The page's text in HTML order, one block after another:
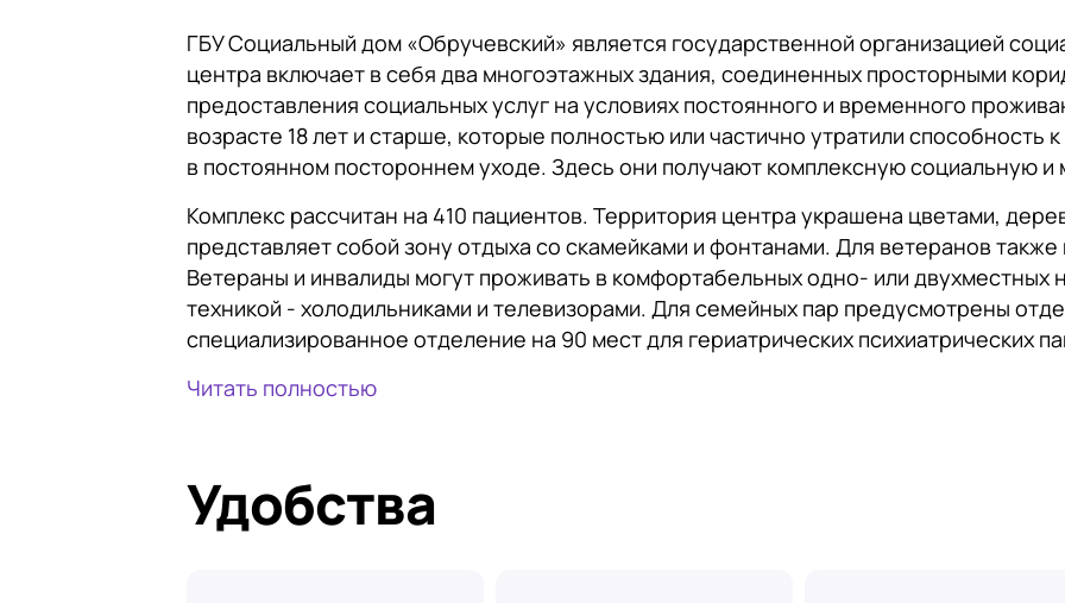
ГБУ Социальный дом «Обручевский» является государственной организацией
центра включает в себя два многоэтажных здания, соединенных просторными
предоставления социальных услуг на условиях постоянного и временного
возрасте 18 лет и старше, которые полностью или частично утратили
в постоянном постороннем уходе. Здесь они получают комплексную социальную
Комплекс рассчитан на 410 пациентов. Территория центра украшена цветами,
представляет собой зону отдыха со скамейками и фонтанами. Для ветеранов
Ветераны и инвалиды могут проживать в комфортабельных одно- или
техникой - холодильниками и телевизорами. Для семейных пар предусмотрены
специализированное отделение на 90 мест для гериатрических психиатрических
Читать полностью
Удобства